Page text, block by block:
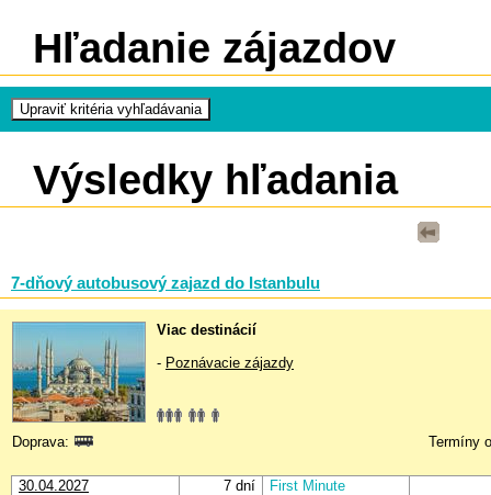
Hľadanie zájazdov
Výsledky hľadania
7-dňový autobusový zajazd do Istanbulu
Viac destinácií
- Poznávacie zájazdy
Doprava: Termíny
30.04.2027 7 dní First Minute